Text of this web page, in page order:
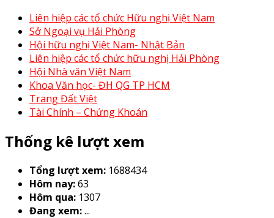
Liên hiệp các tổ chức Hữu nghị Việt Nam
Sở Ngoại vụ Hải Phòng
Hội hữu nghị Việt Nam- Nhật Bản
Liên hiệp các tổ chức hữu nghị Hải Phòng
Hội Nhà văn Việt Nam
Khoa Văn học- ĐH QG TP HCM
Trang Đất Việt
Tài Chính – Chứng Khoán
Thống kê lượt xem
Tổng lượt xem: 1688434
Hôm nay:63
Hôm qua: 1307
Đang xem:...